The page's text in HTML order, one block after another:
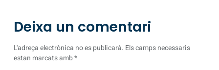
Deixa un comentari
L'adreça electrònica no es publicarà. Els camps necessaris
estan marcats amb*